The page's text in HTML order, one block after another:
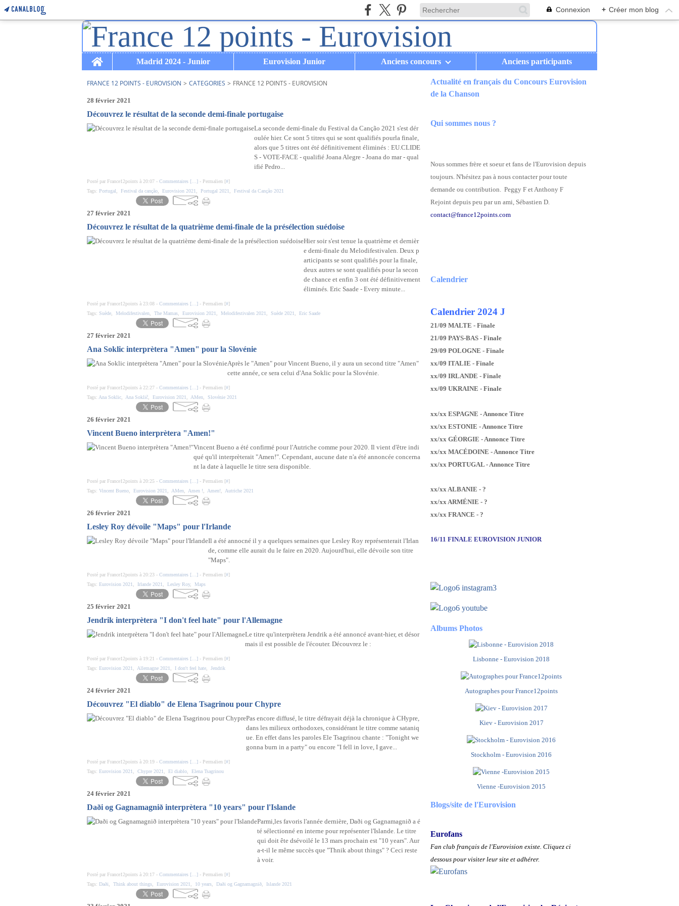
Connexion + Créer mon blog
Home
Madrid 2024 - Junior Eurovision Junior Anciens concours Anciens participants
FRANCE 12 POINTS - EUROVISION > CATEGORIES > FRANCE 12 POINTS - EUROVISION
28 février 2021
Découvrez le résultat de la seconde demi-finale portugaise
La seconde demi-finale du Festival da Canção 2021 s'est dér
oulée hier. Ce sont 5 titres qui se sont qualifiés pourla finale,
alors que 5 titres ont été définitivement éliminés : EU.CLIDE
S - VOTE-FACE - qualifié Joana Alegre - Joana do mar - qual
ifié Pedro...
Posté par France12points à 20:07 - Commentaires [ ] - Permalien [#]
Tags: Portugal Festival da canção Eurovision 2021 Portugal 2021 Festival da Canção 2021
27 février 2021
Découvrez le résultat de la quatrième demi-finale de la présélection suédoise
Hier soir s'est tenue la quatrième et dernièr
e demi-finale du Melodifestivalen. Deux p
articipants se sont qualifiés pour la finale,
deux autres se sont qualifiés pour la secon
de chance et enfin 3 ont été définitivement
éliminés. Eric Saade - Every minute...
Posté par France12points à 23:08 - Commentaires [ ] - Permalien [#]
Tags: Suède Melodifestivalen The Mamas Eurovision 2021 Melodifestivalen 2021 Suède 2021 Eric Saade
27 février 2021
Ana Soklic interprètera "Amen" pour la Slovénie
Après le "Amen" pour Vincent Bueno, il y aura un second titre "Amen"
cette année, ce sera celui d'Ana Soklic pour la Slovénie.
Posté par France12points à 22:27 - Commentaires [ ] - Permalien [#]
Tags: Ana Soklic Ana Soklič Eurovision 2021 AMen Slovénie 2021
26 février 2021
Vincent Bueno interprètera "Amen!"
Vincent Bueno a été confirmé pour l'Autriche comme pour 2020. Il vient d'être indi
qué qu'il interprèterait "Amen!". Cependant, aucune date n'a été annoncée concerna
nt la date à laquelle le titre sera disponible.
Posté par France12points à 20:25 - Commentaires [ ] - Permalien [#]
Tags: Vincent Bueno Eurovision 2021 AMen Amen ! Amen! Autriche 2021
26 février 2021
Lesley Roy dévoile "Maps" pour l'Irlande
Il a été annocné il y a quelques semaines que Lesley Roy représenterait l'Irlan
de, comme elle aurait du le faire en 2020. Aujourd'hui, elle dévoile son titre
"Maps".
Posté par France12points à 20:23 - Commentaires [ ] - Permalien [#]
Tags: Eurovision 2021 Irlande 2021 Lesley Roy, Maps
25 février 2021
Jendrik interprètera "I don't feel hate" pour l'Allemagne
Le titre qu'interprètera Jendrik a été annoncé avant-hier, et désor
mais il est possible de l'écouter. Découvrez le :
Posté par France12points à 19:21 - Commentaires [ ] - Permalien [#]
Tags: Eurovision 2021 Allemagne 2021 I don't feel hate Jendrik
24 février 2021
Découvrez "El diablo" de Elena Tsagrinou pour Chypre
Pas encore diffusé, le titre défrayait déjà la chronique à CHypre,
dans les milieux orthodoxes, considérant le titre comme sataniq
ue. En effet dans les paroles Ele Tsagrinou chante : "Tonight we
gonna burn in a party" ou encore "I fell in love, I gave...
Posté par France12points à 20:19 - Commentaires [ ] - Permalien [#]
Tags: Eurovision 2021 Chypre 2021 El diablo Elena Tsagrinou
24 février 2021
Daði og Gagnamagnið interprètera "10 years" pour l'Islande
Parmi,les favoris l'année dernière, Daði og Gagnamagnið a é
té sélectionné en interne pour représenter l'Islande. Le titre
qui doit ête dsévoilé le 13 mars prochain est "10 years". Aur
a-t-il le même succès que "Thnik about things" ? Ceci reste
à voir.
Posté par France12points à 20:17 - Commentaires [ ] - Permalien [#]
Tags: Daði Think about things Eurovision 2021 10 years Daði og Gagnamagnið Islande 2021
Actualité en français du Concours Eurovision
de la Chanson
Qui sommes nous ?
Nous sommes frère et soeur et fans de l'Eurovision depuis
toujours. N'hésitez pas à nous contacter pour toute
demande ou contribution. Peggy F et Anthony F
Rejoint depuis peu par un ami, Sébastien D.
contact@france12points.com
Calendrier
Calendrier 2024 J
21/09 MALTE - Finale
21/09 PAYS-BAS - Finale
29/09 POLOGNE - Finale
xx/09 ITALIE - Finale
xx/09 IRLANDE - Finale
xx/09 UKRAINE - Finale
xx/xx ESPAGNE - Annonce Titre
xx/xx ESTONIE - Annonce Titre
xx/xx GÉORGIE - Annonce Titre
xx/xx MACÉDOINE - Annonce Titre
xx/xx PORTUGAL - Annonce Titre
xx/xx ALBANIE - ?
xx/xx ARMÉNIE - ?
xx/xx FRANCE - ?
16/11 FINALE EUROVISION JUNIOR
Albums Photos
Lisbonne - Eurovision 2018
Autographes pour France12points
Kiev - Eurovision 2017
Stockholm - Eurovision 2016
Vienne -Eurovision 2015
Blogs/site de l'Eurovision
Eurofans
Fan club français de l'Eurovision existe. Cliquez ci
dessous pour visiter leur site et adhérer.